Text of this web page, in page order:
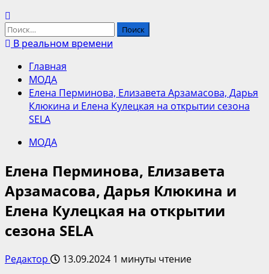
Найти:
В реальном времени
Главная
МОДА
Елена Перминова, Елизавета Арзамасова, Дарья
Клюкина и Елена Кулецкая на открытии сезона
SELA
МОДА
Елена Перминова, Елизавета
Арзамасова, Дарья Клюкина и
Елена Кулецкая на открытии
сезона SELA
Редактор 13.09.2024 1 минуты чтение